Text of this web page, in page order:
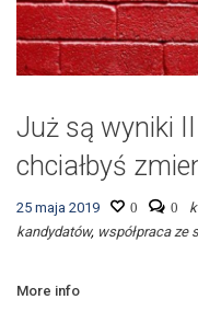
Już są wyniki
chciałbyś
25 maja 2019 0 0
kandydatów, współpraca ze
More info